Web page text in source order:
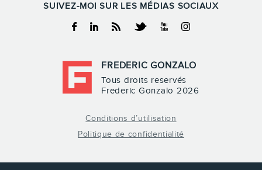
SUIVEZ-MOI SUR LES MÉDIAS SOCIAUX
Facebook
LinkedinRSS TwitterYoutubeInstagram
FREDERIC GONZALO
Tous droits reservés
Frederic Gonzalo 2026
Conditions d’utilisation
Politique de confidentialité